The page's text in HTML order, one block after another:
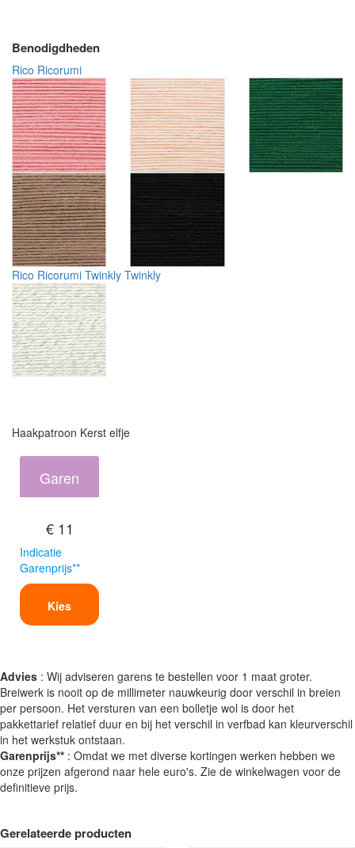
Benodigdheden
Rico Ricorumi
Rico Ricorumi Twinkly Twinkly
Haakpatroon Kerst elfje
Garen
€ 11
Indicatie
Garenprijs**
Kies
Advies : Wij adviseren garens te bestellen voor 1 maat groter.
Breiwerk is nooit op de millimeter nauwkeurig door verschil in breien
per persoon. Het versturen van een bolletje wol is door het
pakkettarief relatief duur en bij het verschil in verfbad kan kleurverschil
in het werkstuk ontstaan.
Garenprijs** : Omdat we met diverse kortingen werken hebben we
onze prijzen afgerond naar hele euro's. Zie de winkelwagen voor de
definitieve prijs.
Gerelateerde producten